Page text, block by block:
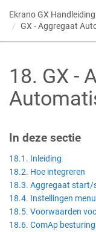
Ekrano GX Handleiding
GX - Aggregaat
18. GX -
In deze sectie
18.1. Inleiding
18.2. Hoe integreren
18.3. Aggregaat start/
18.4. Instellingen menu
18.5. Voorwaarden
18.6. ComAp besturing